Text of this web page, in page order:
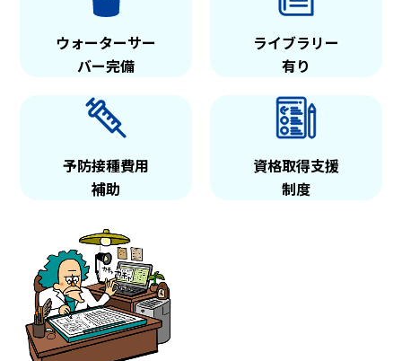
ウォーターサー
バー完備
ライブラリー
有り
予防接種費用
補助
資格取得支援
制度